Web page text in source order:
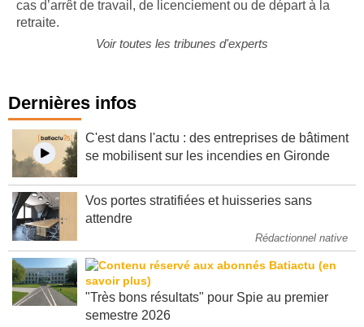
cas d’arrêt de travail, de licenciement ou de départ à la
retraite.
Voir toutes les tribunes d'experts
Dernières infos
C'est dans l'actu : des entreprises de bâtiment
se mobilisent sur les incendies en Gironde
Vos portes stratifiées et huisseries sans
attendre
Rédactionnel native
"Très bons résultats" pour Spie au premier
semestre 2026